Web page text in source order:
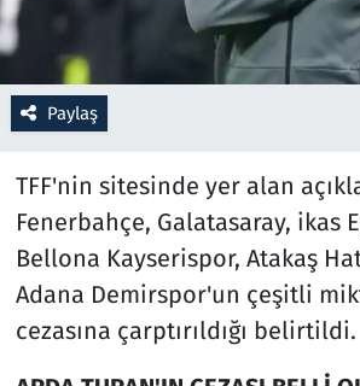
Paylaş
TFF'nin sitesinde yer alan
Fenerbahçe, Galatasaray, ikas
Bellona Kayserispor, Atakaş
Adana Demirspor'un çeşitli
cezasına çarptırıldığı belirtildi.
Savunma Sanayi
Spor
Teknoloji ve Bilim
Televizyon